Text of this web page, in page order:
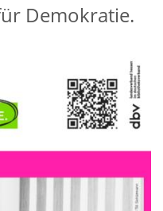
Demokratie.